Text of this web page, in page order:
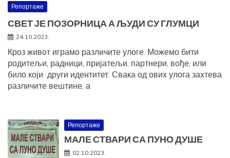
Репортаже
СВЕТ ЈЕ ПОЗОРНИЦА А ЉУДИ СУ ГЛУМЦИ
24.10.2023.
Кроз живот играмо различите улоге. Можемо бити
родитељи, радници, пријатељи, партнери, вође, или
било који други идентитет. Свака од ових улога захтева
различите вештине, а
Репортаже
МАЛЕ СТВАРИ СА ПУНО ДУШЕ
02.10.2023.